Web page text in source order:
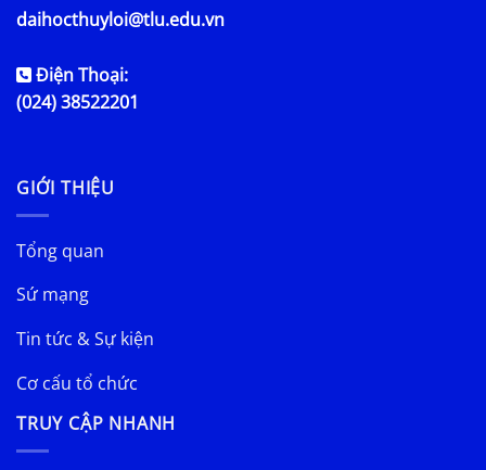
daihocthuyloi@tlu.edu.vn
Điện Thoại:
(024) 38522201
GIỚI THIỆU
Tổng quan
Sứ mạng
Tin tức & Sự kiện
Cơ cấu tổ chức
TRUY CẬP NHANH